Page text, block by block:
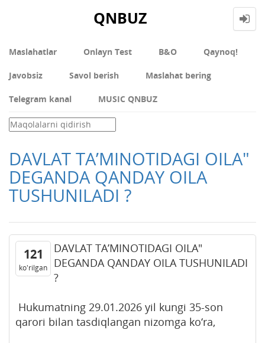
QNBUZ
Maslahatlar Onlayn Test В&О Qaynoq!
Javobsiz Savol berish Maslahat bering
Telegram kanal MUSIC QNBUZ
DAVLAT TA’MINOTIDAGI OILA"
DЕGANDA QANDAY OILA
TUSHUNILADI ?
121
ko'rilgan
DAVLAT TA’MINOTIDAGI OILA"
DЕGANDA QANDAY OILA TUSHUNILADI
?
Hukumatning 29.01.2026 yil kungi 35-son
qarori bilan tasdiqlangan nizomga ko‘ra,